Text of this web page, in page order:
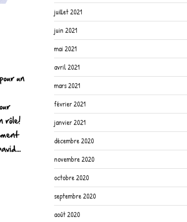
juillet 2021
juin 2021
mai 2021
avril 2021
mars 2021
février 2021
janvier 2021
décembre 2020
novembre 2020
octobre 2020
septembre 2020
août 2020